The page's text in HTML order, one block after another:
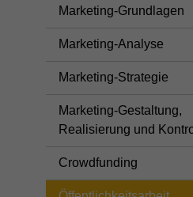
Marketing-Grundlagen
Marketing-Analyse
Marketing-Strategie
Marketing-Gestaltung,
Realisierung und
Crowdfunding